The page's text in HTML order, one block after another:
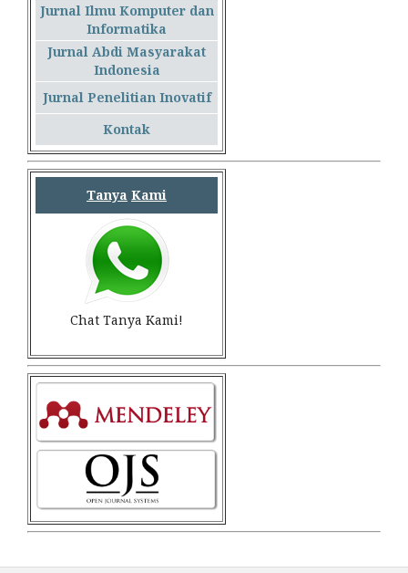
Jurnal Ilmu Komputer dan
Informatika
Jurnal Abdi Masyarakat
Indonesia
Jurnal Penelitian Inovatif
Kontak
Tanya Kami
Chat Tanya Kami!